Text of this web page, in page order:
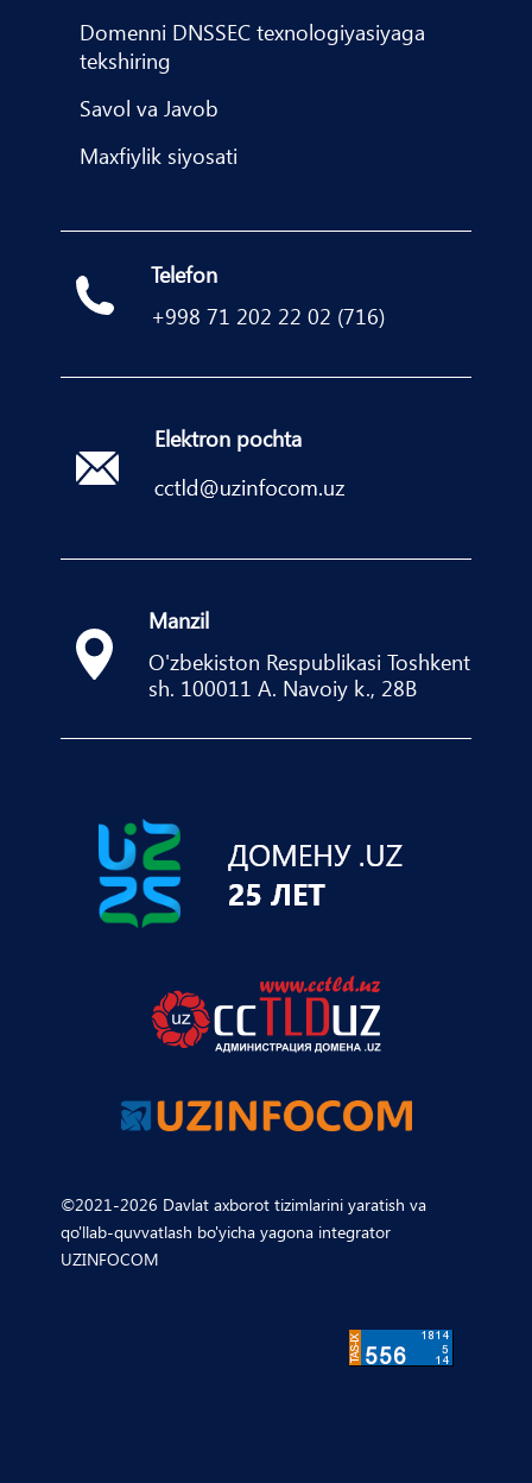
Domenni DNSSEC texnologiyasiyaga
tekshiring
Savol va Javob
Maxfiylik siyosati
Telefon
+998 71 202 22 02 (716)
Elektron pochta
Manzil
O'zbekiston Respublikasi Toshkent
sh. 100011 A. Navoiy k., 28B
©2021-2026 Davlat axborot tizimlarini yaratish va
qo'llab-quvvatlash bo'yicha yagona integrator
UZINFOCOM